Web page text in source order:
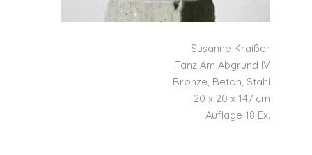
Susanne Kraißer
Tanz Am Abgrund IV
Bronze, Beton, Stahl
20 x 20 x 147 cm
Auflage 18 Ex.